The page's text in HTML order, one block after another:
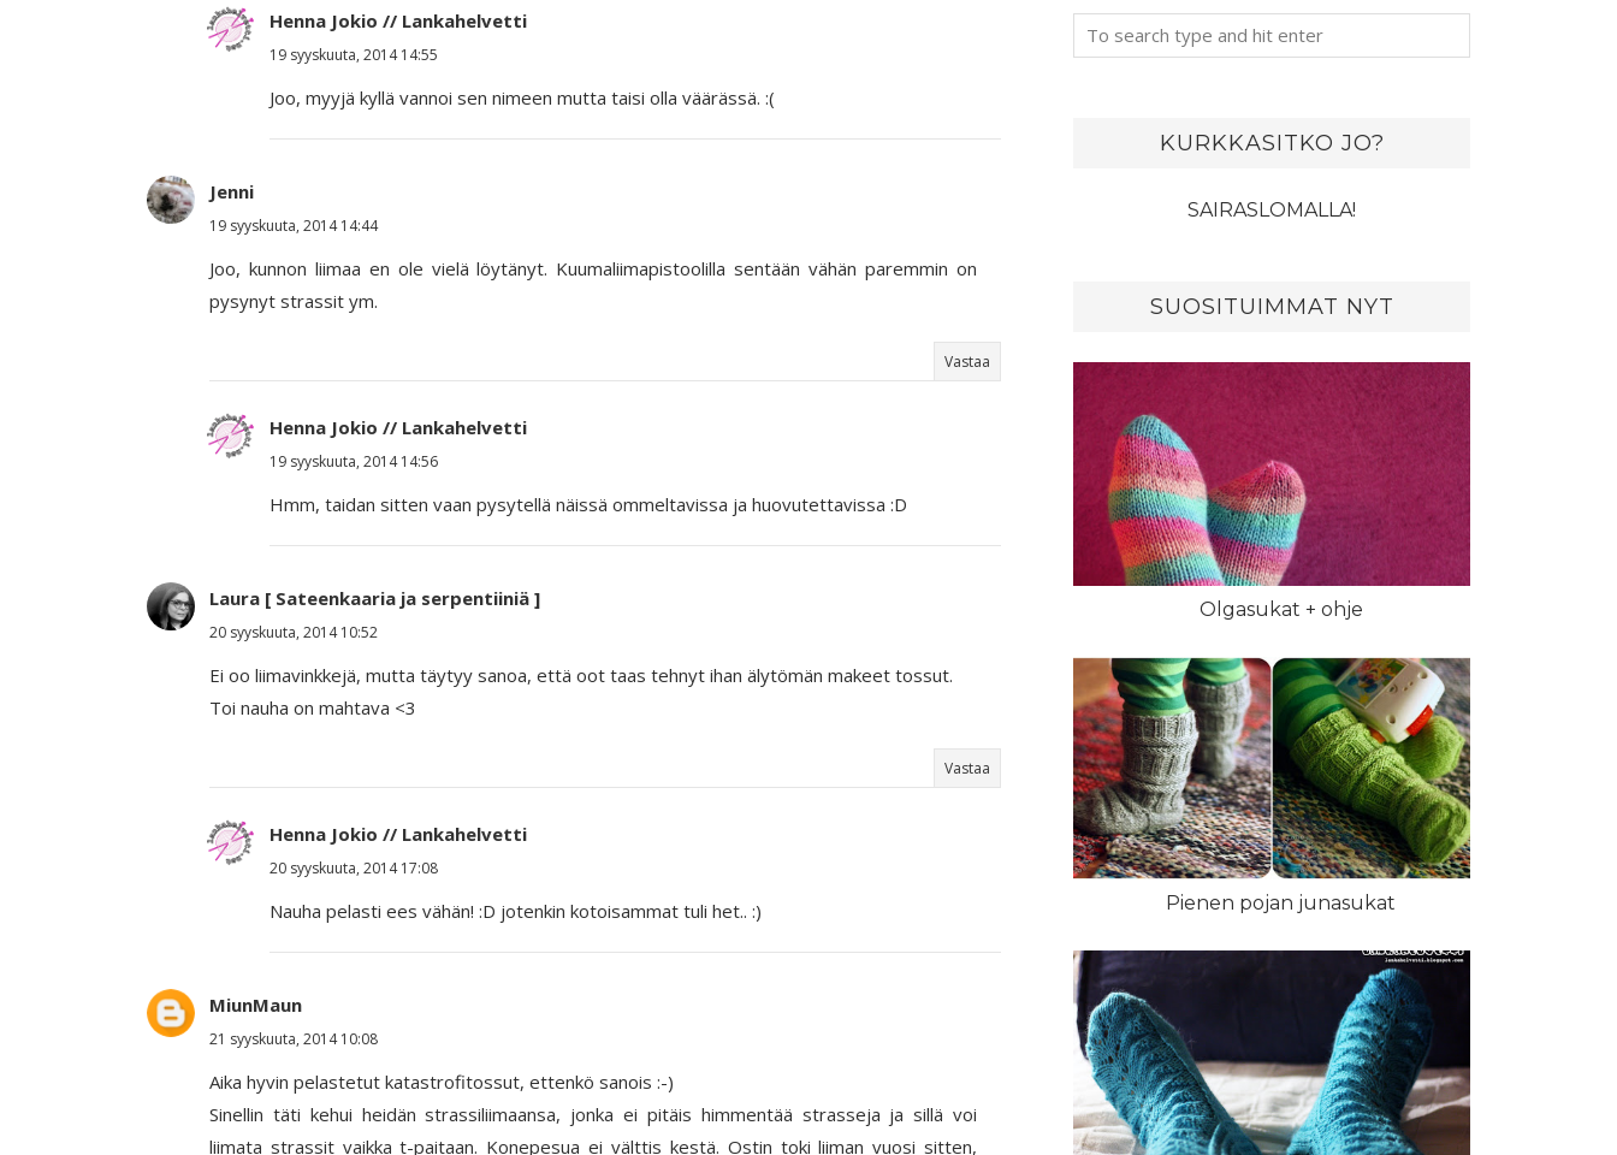
Henna Jokio // Lankahelvetti
19 syyskuuta, 2014 14:55
Joo, myyjä kyllä vannoi sen nimeen mutta taisi olla väärässä. :(
Jenni
19 syyskuuta, 2014 14:44
Joo, kunnon liimaa en ole vielä löytänyt. Kuumaliimapistoolilla sentään vähän paremmin on
pysynyt strassit ym.
Vastaa
Henna Jokio // Lankahelvetti
19 syyskuuta, 2014 14:56
Hmm, taidan sitten vaan pysytellä näissä ommeltavissa ja huovutettavissa :D
Laura [ Sateenkaaria ja serpentiiniä ]
20 syyskuuta, 2014 10:52
Ei oo liimavinkkejä, mutta täytyy sanoa, että oot taas tehnyt ihan älytömän makeet tossut.
Toi nauha on mahtava <3
Vastaa
Henna Jokio // Lankahelvetti
20 syyskuuta, 2014 17:08
Nauha pelasti ees vähän! :D jotenkin kotoisammat tuli het.. :)
MiunMaun
21 syyskuuta, 2014 10:08
Aika hyvin pelastetut katastrofitossut, ettenkö sanois :-)
Sinellin täti kehui heidän strassiliimaansa, jonka ei pitäis himmentää strasseja ja sillä voi
liimata strassit vaikka t-paitaan. Konepesua ei välttis kestä. Ostin toki liiman vuosi sitten,
KURKKASITKO JO?
SAIRASLOMALLA!
SUOSITUIMMAT NYT
Olgasukat + ohje
Pienen pojan junasukat